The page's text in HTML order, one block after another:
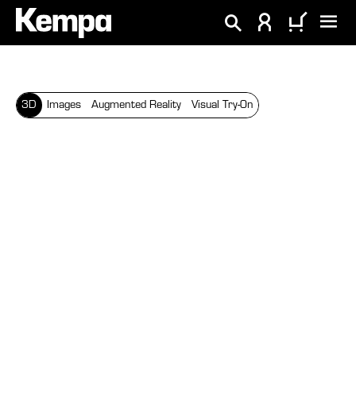
principal
3D Images Augmented Reality Visual Try-On